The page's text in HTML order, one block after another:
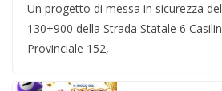
Un progetto di messa in sicurezza
130+900 della Strada Statale 6
Provinciale 152,